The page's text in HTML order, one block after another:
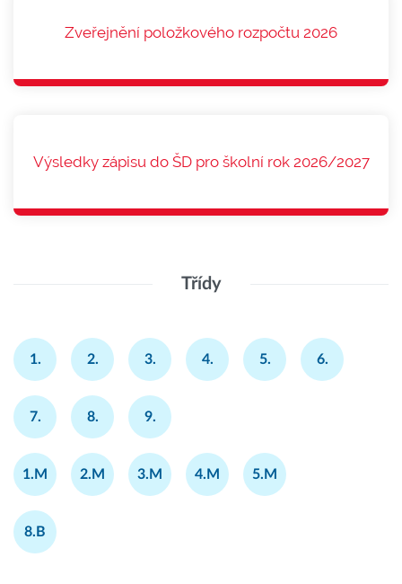
Zveřejnění položkového rozpočtu 2026
Výsledky zápisu do ŠD pro školní rok 2026/2027
Třídy
1. 2. 3. 4. 5. 6.
7. 8. 9.
1.M 2.M 3.M 4.M 5.M
8.B